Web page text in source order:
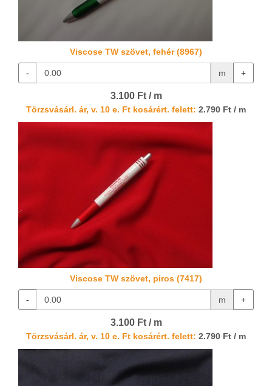
Viscose TW szövet, fehér (8967)
- m +
3.100 Ft / m
Törzsvásárl. ár, v. 10 e. Ft kosárért. felett: 2.790 Ft / m
Viscose TW szövet, piros (7417)
- m +
3.100 Ft / m
Törzsvásárl. ár, v. 10 e. Ft kosárért. felett: 2.790 Ft / m